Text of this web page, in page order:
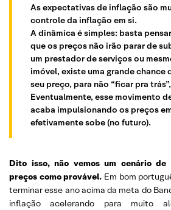
As expectativas de inflação são
controle da inflação em si.
A dinâmica é simples: basta
que os preços não irão parar de
um prestador de serviços ou
imóvel, existe uma grande chance
seu preço, para não “ficar pra
Eventualmente, esse movimento
acaba impulsionando os preços
efetivamente sobe (no futuro).
Dito isso, não vemos um cenário
preços como provável. Em bom
terminar esse ano acima da meta do
inflação acelerando para muito